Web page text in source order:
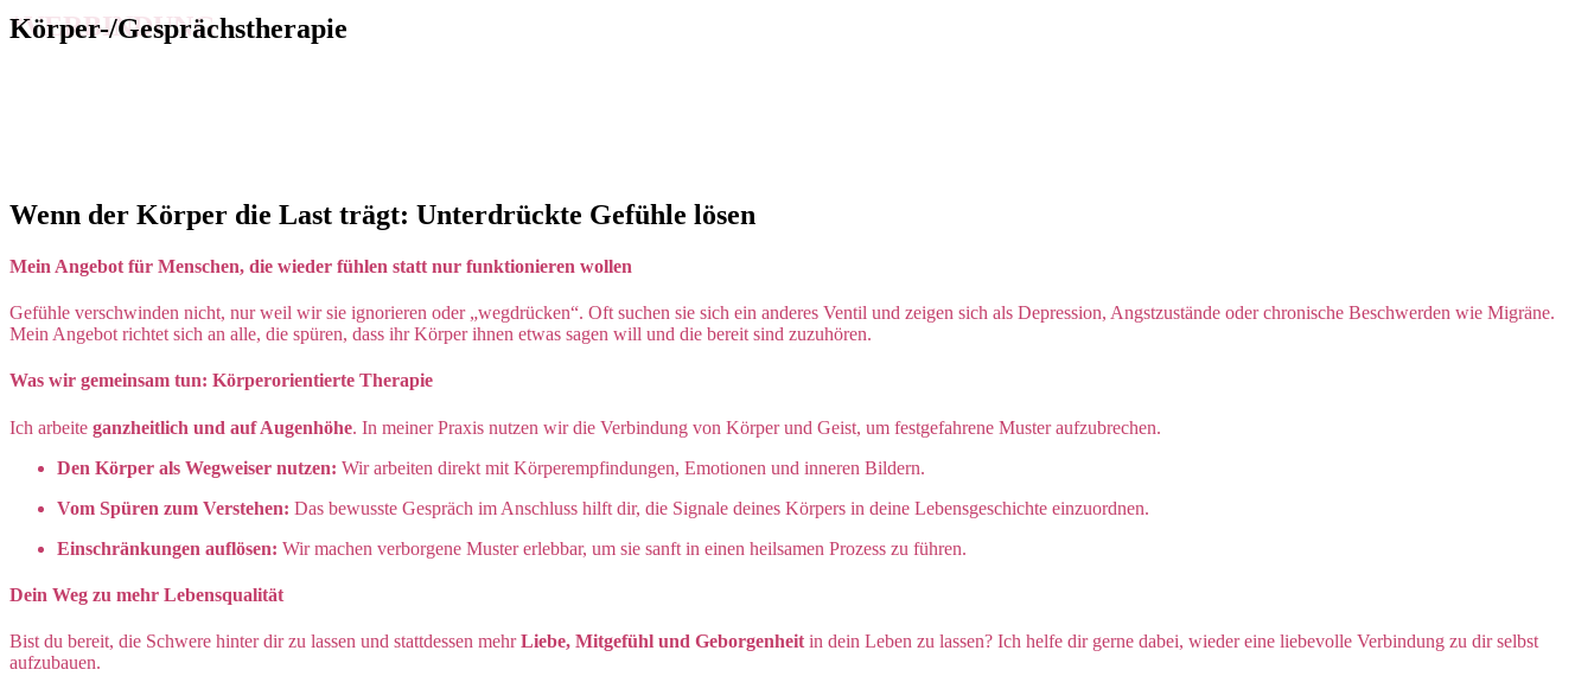
*VERBINDUNG
Körper-/Gesprächstherapie
Wenn der Körper die Last trägt: Unterdrückte Gefühle lösen
Mein Angebot für Menschen, die wieder fühlen statt nur funktionieren wollen
Gefühle verschwinden nicht, nur weil wir sie ignorieren oder „wegdrücken“. Oft suchen sie sich ein anderes Ventil und zeigen sich als Depression, Angstzustände oder chronische Beschwerden wie Migräne.
Mein Angebot richtet sich an alle, die spüren, dass ihr Körper ihnen etwas sagen will und die bereit sind zuzuhören.
Was wir gemeinsam tun: Körperorientierte Therapie
Ich arbeite ganzheitlich und auf Augenhöhe. In meiner Praxis nutzen wir die Verbindung von Körper und Geist, um festgefahrene Muster aufzubrechen.
Den Körper als Wegweiser nutzen: Wir arbeiten direkt mit Körperempfindungen, Emotionen und inneren Bildern.
Vom Spüren zum Verstehen: Das bewusste Gespräch im Anschluss hilft dir, die Signale deines Körpers in deine Lebensgeschichte einzuordnen.
Einschränkungen auflösen: Wir machen verborgene Muster erlebbar, um sie sanft in einen heilsamen Prozess zu führen.
Dein Weg zu mehr Lebensqualität
Bist du bereit, die Schwere hinter dir zu lassen und stattdessen mehrLiebe, Mitgefühl und Geborgenheit in dein Leben zu lassen? Ich helfe dir gerne dabei, wieder eine liebevolle Verbindung zu dir selbst
aufzubauen.